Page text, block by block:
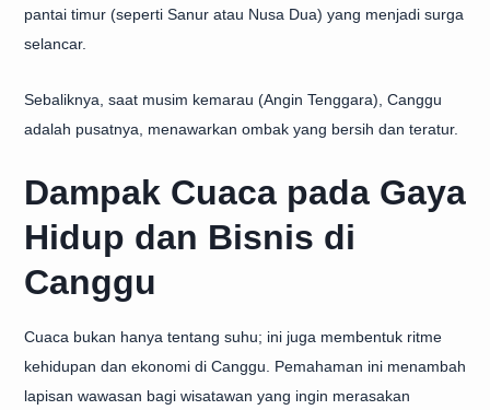
pantai timur (seperti Sanur atau Nusa Dua) yang menjadi surga
selancar.
Sebaliknya, saat musim kemarau (Angin Tenggara), Canggu
adalah pusatnya, menawarkan ombak yang bersih dan teratur.
Dampak Cuaca pada Gaya
Hidup dan Bisnis di
Canggu
Cuaca bukan hanya tentang suhu; ini juga membentuk ritme
kehidupan dan ekonomi di Canggu. Pemahaman ini menambah
lapisan wawasan bagi wisatawan yang ingin merasakan